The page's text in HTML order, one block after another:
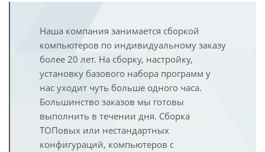
Наша компания занимается сборкой
компьютеров по индивидуальному заказу
более 20 лет. На сборку, настройку,
установку базового набора программ у
нас уходит чуть больше одного часа.
Большинство заказов мы готовы
выполнить в течении дня. Сборка
ТОПовых или нестандартных
конфигураций, компьютеров с